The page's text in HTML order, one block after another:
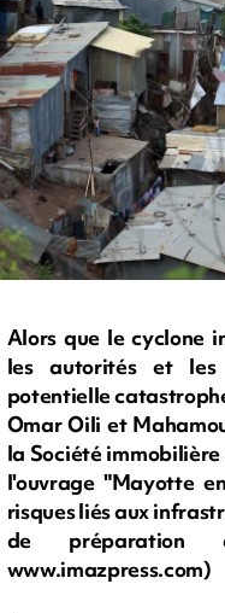
Alors que le cyclone
les autorités et les
potentielle
Omar Oili et
la Société
l'ouvrage "Mayotte
risques liés aux
de
www.imazpress.com)